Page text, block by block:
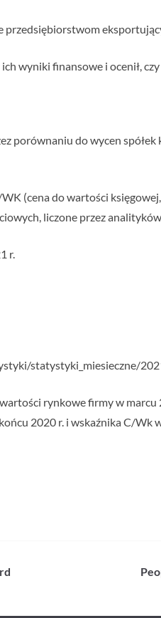
przedsiębiorstwom
wyniki finansowe i ocenił,
porównaniu do wycen
(cena do wartości
liczone przez
r.
statystyki_miesieczne/
rynkowe firmy w
2020 r. i wskaźnika C/Wk